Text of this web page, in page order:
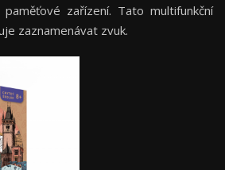
zařízení. Tato multifunkční
zaznamenávat zvuk.